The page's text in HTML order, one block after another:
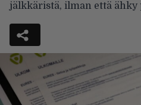
jälkkäristä, ilman että ähky